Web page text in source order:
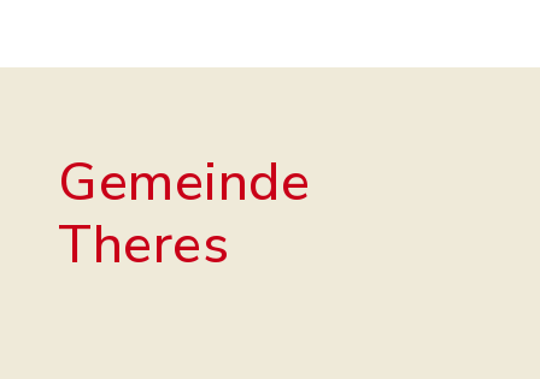
Gemeinde
Theres